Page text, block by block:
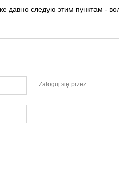
давно следую этим пунктам -
Zaloguj się przez